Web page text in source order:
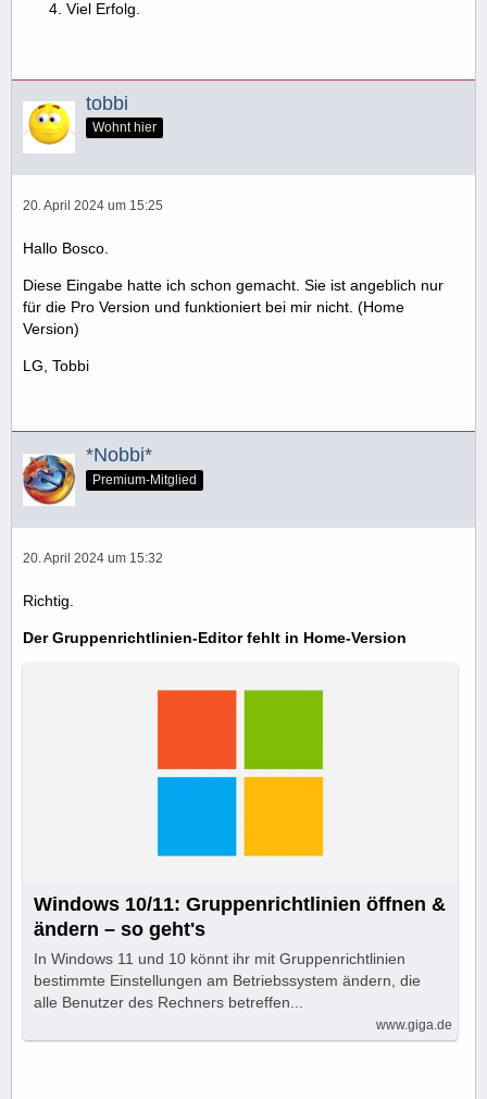
Viel Erfolg.
tobbi
Wohnt hier
20. April 2024 um 15:25
Hallo Bosco.
Diese Eingabe hatte ich schon gemacht. Sie ist angeblich nur
für die Pro Version und funktioniert bei mir nicht. (Home
Version)
LG, Tobbi
*Nobbi*
Premium-Mitglied
20. April 2024 um 15:32
Richtig.
Der Gruppenrichtlinien-Editor fehlt in Home-Version
Windows 10/11: Gruppenrichtlinien öffnen &
ändern – so geht's
In Windows 11 und 10 könnt ihr mit Gruppenrichtlinien
bestimmte Einstellungen am Betriebssystem ändern, die
alle Benutzer des Rechners betreffen...
www.giga.de